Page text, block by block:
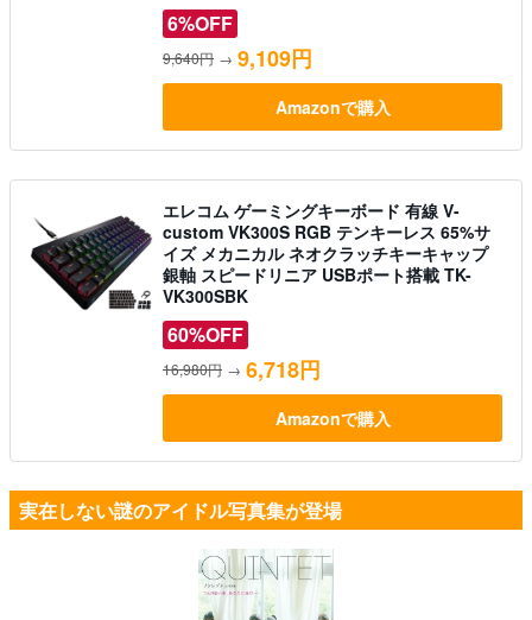
6%OFF
9,640円 → 9,109円
Amazonで購入
エレコム ゲーミングキーボード 有線 V-
custom VK300S RGB テンキーレス 65%サ
イズ メカニカル ネオクラッチキーキャップ
銀軸 スピードリニア USBポート搭載 TK-
VK300SBK
60%OFF
16,980円 → 6,718円
Amazonで購入
実在しない謎のアイドル写真集が登場